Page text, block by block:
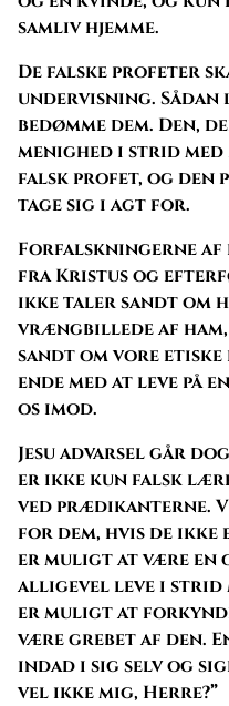
samliv hjemme.
De falske profeter
undervisning. Sådan
bedømme dem. Den,
menighed i strid med
falsk profet, og den
tage sig i agt for.
Forfalskningerne
fra Kristus og
ikke taler sandt om
vrængbillede af
sandt om vore
ende med at leve på
os imod.
Jesu advarsel går
er ikke kun falsk
ved prædikanterne.
for dem, hvis de
er muligt at være en
alligevel leve i strid
er muligt at
være grebet af den.
indad i sig selv og
vel ikke mig, Herre?”